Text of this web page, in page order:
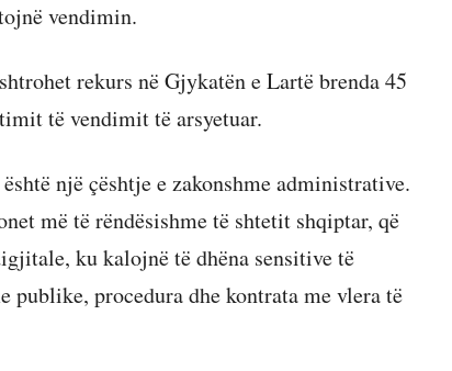
vendimin.
rekurs në Gjykatën e Lartë brenda 45
të vendimit të arsyetuar.
një çështje e zakonshme administrative.
më të rëndësishme të shtetit shqiptar, që
ku kalojnë të dhëna sensitive të
publike, procedura dhe kontrata me vlera të